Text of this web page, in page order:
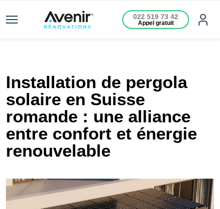
022 519 73 42
Appel gratuit
Installation de pergola
solaire en Suisse
romande : une alliance
entre confort et énergie
renouvelable